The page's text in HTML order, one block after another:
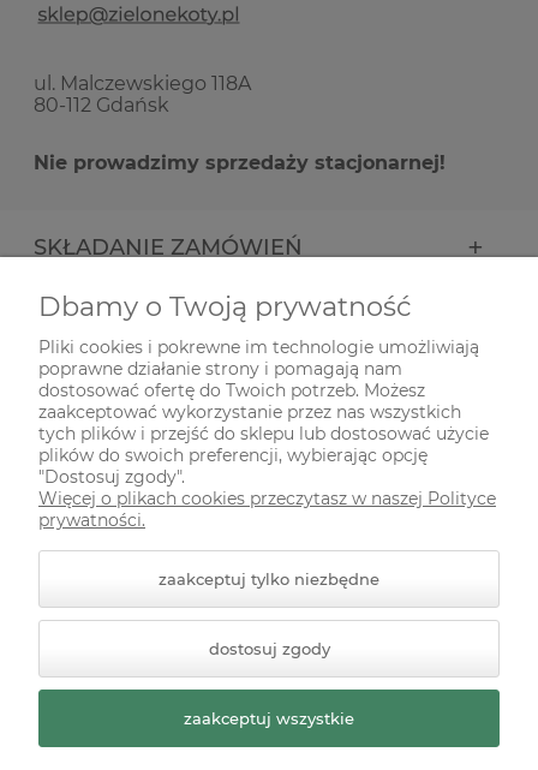
ul. Malczewskiego 118A
80-112 Gdańsk
Nie prowadzimy sprzedaży stacjonarnej!
SKŁADANIE ZAMÓWIEŃ
INFORMACJE
ODWIEDŹ NAS NA
Styl graficzny ShopGadget.pl
Sklep internetowy Shoper
Premium
Dbamy o Twoją prywatność
Pliki cookies i pokrewne im technologie umożliwiają
poprawne działanie strony i pomagają nam
dostosować ofertę do Twoich potrzeb. Możesz
zaakceptować wykorzystanie przez nas wszystkich
tych plików i przejść do sklepu lub dostosować użycie
plików do swoich preferencji, wybierając opcję
"Dostosuj zgody".
Więcej o plikach cookies przeczytasz w naszej Polityce
prywatności.
zaakceptuj tylko niezbędne
dostosuj zgody
zaakceptuj wszystkie